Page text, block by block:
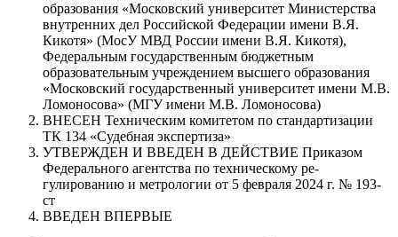
образования «Московский университет Министерства
внутренних дел Российской Федерации имени В.Я.
Кикотя» (МосУ МВД России имени В.Я. Кикотя),
Федеральным государственным бюджетным
образовательным учреждением высшего образования
«Московский государственный университет име­ни М.В.
Ломоносова» (МГУ имени М.В. Ломоносова)
ВНЕСЕН Техническим комитетом по стандартизации
ТК 134 «Судебная экспертиза»
УТВЕРЖДЕН И ВВЕДЕН В ДЕЙСТВИЕ Приказом
Федерального агентства по техническому ре­
гулированию и метрологии от 5 февраля 2024 г. № 193-
ст
ВВЕДЕН ВПЕРВЫЕ